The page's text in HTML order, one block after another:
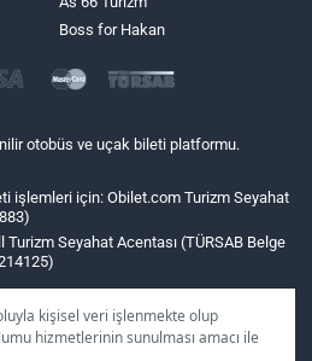
kişisel veri işlenmekte olup
hizmetlerinin sunulması amacı ile
Boss for Hakan
otobüs ve uçak bileti platformu.
işlemleri için: Obilet.com Turizm Seyahat
Seyahat Acentası (TÜRSAB Belge